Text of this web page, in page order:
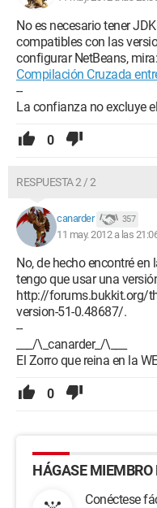
No es necesario tener
compatibles con las
configurar NetBeans, mira:
Compilación Cruzada
--
La confianza no excluye
0
RESPUESTA 2 / 2
canarder 357
11 may. 2012 a las
No, de hecho encontré en
tengo que usar una
http://forums.bukkit.org/
version-51-0.48687/.
--
___/\_canarder_/\___
El Zorro que reina en la
0
HÁGASE MIEMBRO
Conéctese